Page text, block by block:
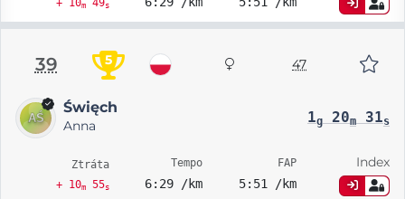
m s
39 5 47
Święch
Anna 1g20m31s
Ztráta
+ 10m55s
Tempo
6:29 /km
FAP
5:51 /km
Index